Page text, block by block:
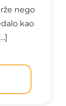
nego
kao